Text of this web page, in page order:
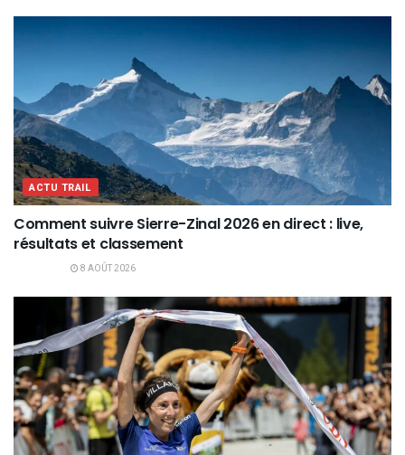
ACTU TRAIL
Comment suivre Sierre-Zinal 2026 en direct : live,
résultats et classement
8 AOÛT 2026